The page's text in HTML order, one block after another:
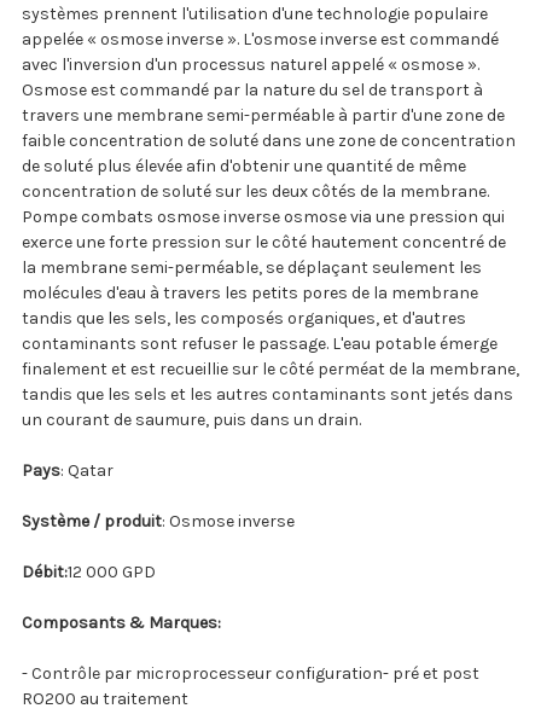
systèmes prennent l'utilisation d'une technologie populaire
appelée « osmose inverse ». L'osmose inverse est commandé
avec l'inversion d'un processus naturel appelé « osmose ».
Osmose est commandé par la nature du sel de transport à
travers une membrane semi-perméable à partir d'une zone de
faible concentration de soluté dans une zone de concentration
de soluté plus élevée afin d'obtenir une quantité de même
concentration de soluté sur les deux côtés de la membrane.
Pompe combats osmose inverse osmose via une pression qui
exerce une forte pression sur le côté hautement concentré de
la membrane semi-perméable, se déplaçant seulement les
molécules d'eau à travers les petits pores de la membrane
tandis que les sels, les composés organiques, et d'autres
contaminants sont refuser le passage. L'eau potable émerge
finalement et est recueillie sur le côté perméat de la membrane,
tandis que les sels et les autres contaminants sont jetés dans
un courant de saumure, puis dans un drain.
Pays: Qatar
Système / produit: Osmose inverse
Débit:12 000 GPD
Composants & Marques:
- Contrôle par microprocesseur configuration- pré et post
RO200 au traitement